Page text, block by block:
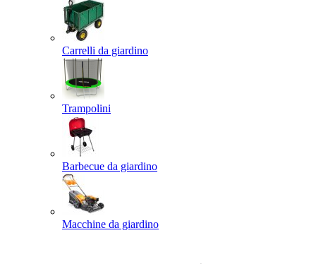
Carrelli da giardino
Trampolini
Barbecue da giardino
Macchine da giardino